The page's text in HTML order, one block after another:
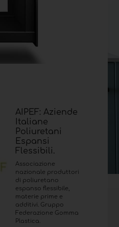
AIPEF: Aziende
Italiane
Poliuretani
Espansi
Flessibili.
Associazione
nazionale produttori
di poliuretano
espanso flessibile,
materie prime e
additivi. Gruppo
Federazione Gomma
Plastica.